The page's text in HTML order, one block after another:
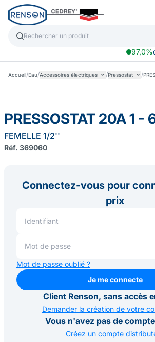
97,0%
Accueil/Eau/Accessoires électriques /Pressostat /
PRESSOSTAT 20A 1 -
FEMELLE 1/2''
Réf. 369060
Connectez-vous pour
prix
Mot de passe oublié ?
Je me connecte
Je me connecte
Client Renson, sans accès
Demander la création de votre
Vous n'avez pas de
Créez un compte